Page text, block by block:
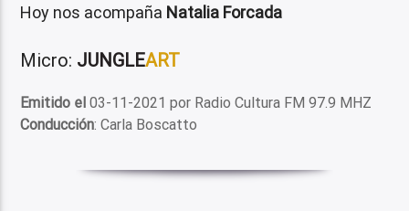
Hoy nos acompaña Natalia Forcada
Micro: JUNGLEART
Emitido el 03-11-2021 por Radio Cultura FM 97.9 MHZ
Conducción: Carla Boscatto